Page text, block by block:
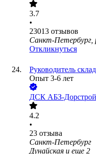
3.7
•
23013 отзывов
Санкт-Петербург,
Откликнуться
Руководитель
Опыт 3-6 лет
ДСК АБЗ-Дорстрой
4.2
•
23 отзыва
Санкт-Петербург
Дунайская и еще 2